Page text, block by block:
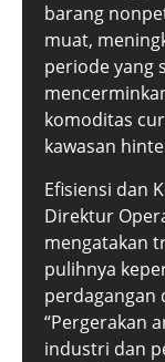
barang
muat,
periode yang
komoditas
kawasan
Efisiensi dan
Direktur
mengatakan
pulihnya
perdagangan
“Pergerakan
industri dan